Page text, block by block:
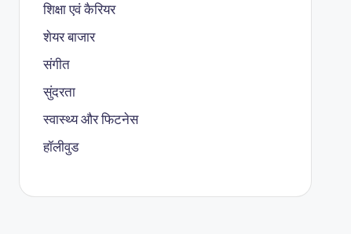
शिक्षा एवं कैरियर
शेयर बाजार
संगीत
सुंदरता
स्वास्थ्य और फिटनेस
हॉलीवुड